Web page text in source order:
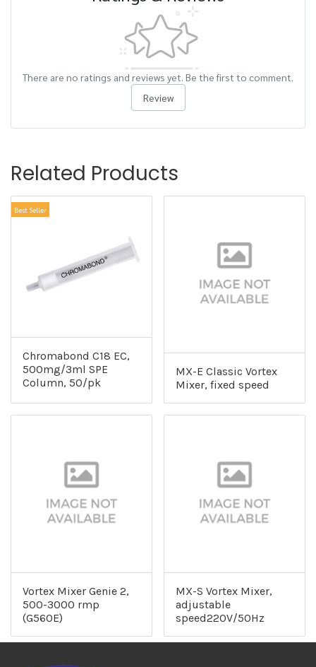
There are no ratings and reviews yet. Be the first to comment.
Review
Related Products
Best Seller
Chromabond C18 EC,
500mg/3ml SPE
Column, 50/pk
MX-E Classic Vortex
Mixer, fixed speed
Vortex Mixer Genie 2,
500-3000 rmp
(G560E)
MX-S Vortex Mixer,
adjustable
speed220V/50Hz